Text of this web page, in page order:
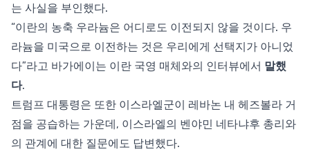
는 사실을 부인했다.
“이란의 농축 우라늄은 어디로도 이전되지 않을 것이다. 우
라늄을 미국으로 이전하는 것은 우리에게 선택지가 아니었
다”라고 바가에이는 이란 국영 매체와의 인터뷰에서 말했
다.
트럼프 대통령은 또한 이스라엘군이 레바논 내 헤즈볼라 거
점을 공습하는 가운데, 이스라엘의 벤야민 네타냐후 총리와
의 관계에 대한 질문에도 답변했다.